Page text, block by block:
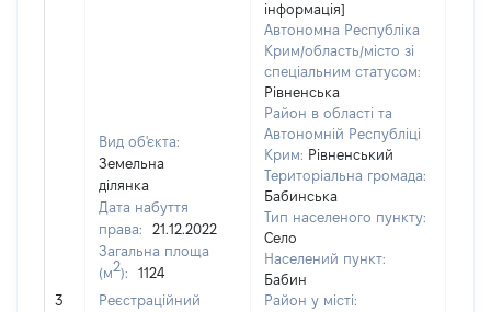
3
Вид об'єкта:
Земельна
ділянка
Дата набуття
права:
21.12.2022
Загальна площа
(м2):
1124
Реєстраційний
інформація]
Автономна Республіка
Крим/область/місто зі
спеціальним статусом:
Рівненська
Район в області та
Автономній Республіці
Крим: Рівненський
Територіальна громада:
Бабинська
Тип населеного пункту:
Село
Населений пункт:
Бабин
Район у місті: